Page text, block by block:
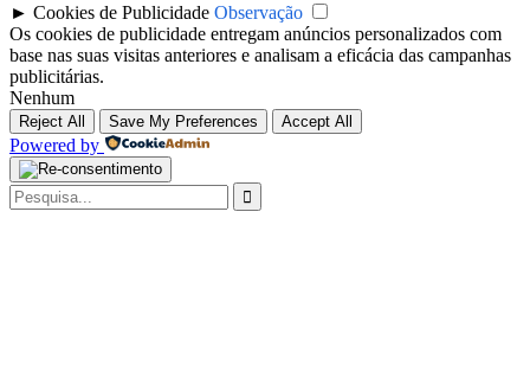
► Cookies de Publicidade Observação
Os cookies de publicidade entregam anúncios personalizados com
base nas suas visitas anteriores e analisam a eficácia das campanhas
publicitárias.
Nenhum
Reject All Save My Preferences Accept All
Powered by